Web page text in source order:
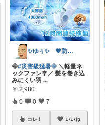
✨ゆぅ✨ 🧡防災グッズ強化中🎒♥
🌞#災害級猛暑🌞 ＼軽量ネ
ックファン🎐／ 髪を巻き込
みにくい羽 ...
￥ 2,980
0 0 7
コレ いいね